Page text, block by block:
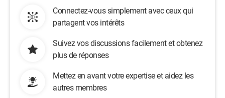
Connectez-vous simplement avec ceux qui
partagent vos intérêts
Suivez vos discussions facilement et obtenez
plus de réponses
Mettez en avant votre expertise et aidez les
autres membres